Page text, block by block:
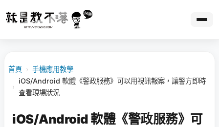
首頁 › 手機應用教學
›
iOS/Android 軟體《警政服務》可以用視訊報案，讓警方即時
查看現場狀況
iOS/Android 軟體《警政服務》可